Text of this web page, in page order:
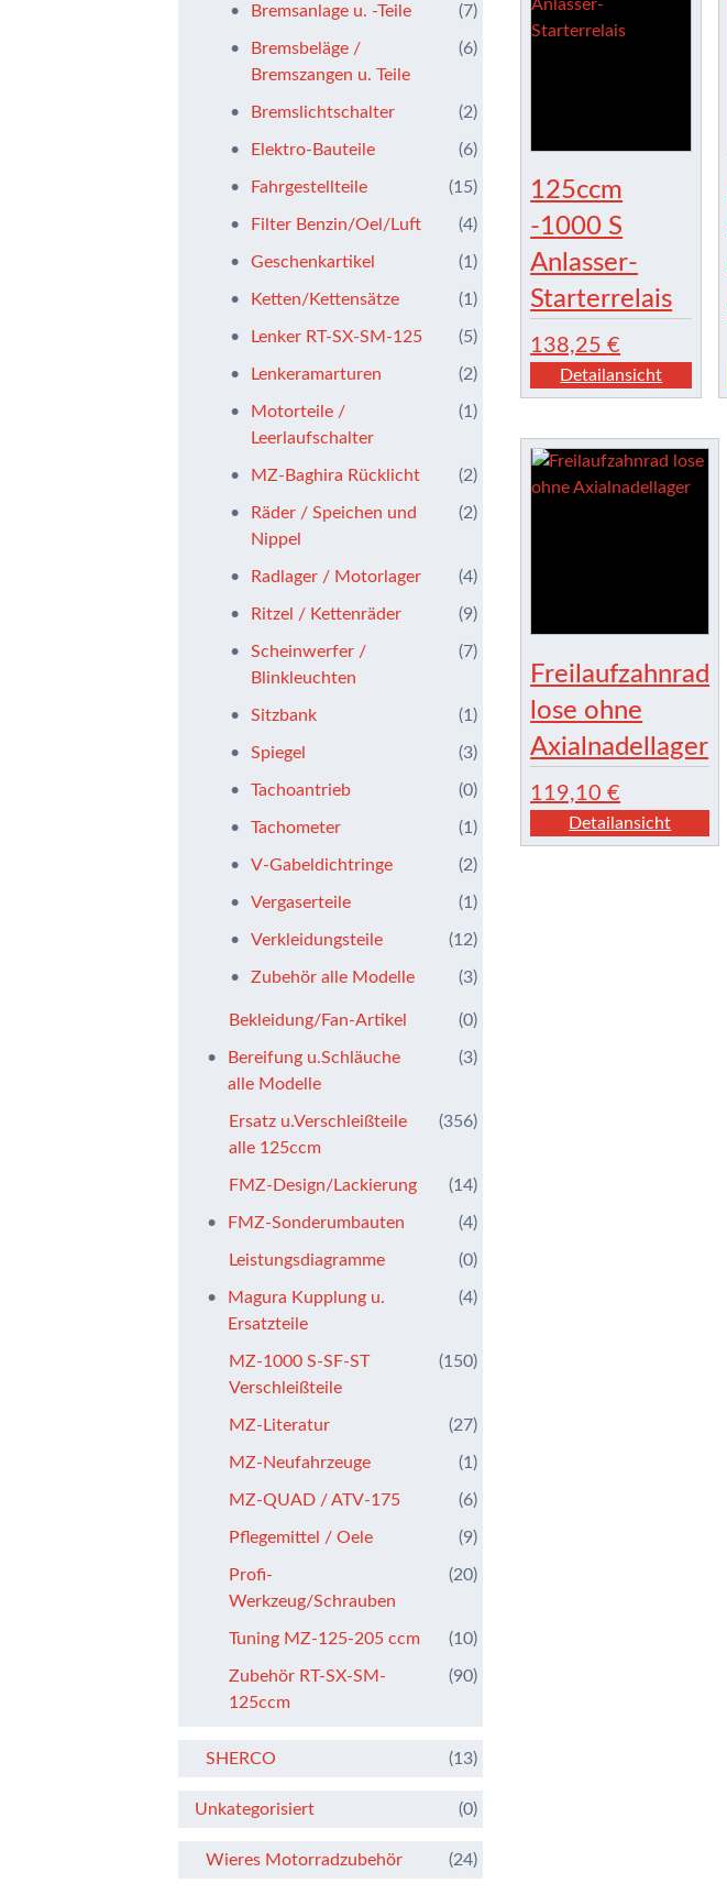
125ccm
-1000 S
Anlasser-
Starterrelais
138,25€
Detailansicht
Freilaufzahnrad
lose ohne
Axialnadellager
119,10€
Detailansicht
Bremsanlage u. -Teile (7)
Bremsbeläge /
Bremszangen u. Teile
(6)
Bremslichtschalter (2)
Elektro-Bauteile (6)
Fahrgestellteile (15)
Filter Benzin/Oel/Luft (4)
Geschenkartikel (1)
Ketten/Kettensätze (1)
Lenker RT-SX-SM-125 (5)
Lenkeramarturen (2)
Motorteile /
Leerlaufschalter
(1)
MZ-Baghira Rücklicht (2)
Räder / Speichen und
Nippel
(2)
Radlager / Motorlager (4)
Ritzel / Kettenräder (9)
Scheinwerfer /
Blinkleuchten
(7)
Sitzbank (1)
Spiegel (3)
Tachoantrieb (0)
Tachometer (1)
V-Gabeldichtringe (2)
Vergaserteile (1)
Verkleidungsteile (12)
Zubehör alle Modelle (3)
Bekleidung/Fan-Artikel (0)
Bereifung u.Schläuche
alle Modelle
(3)
Ersatz u.Verschleißteile
alle 125ccm
(356)
FMZ-Design/Lackierung (14)
FMZ-Sonderumbauten (4)
Leistungsdiagramme (0)
Magura Kupplung u.
Ersatzteile
(4)
MZ-1000 S-SF-ST
Verschleißteile
(150)
MZ-Literatur (27)
MZ-Neufahrzeuge (1)
MZ-QUAD / ATV-175 (6)
Pflegemittel / Oele (9)
Profi-
Werkzeug/Schrauben
(20)
Tuning MZ-125-205 ccm (10)
Zubehör RT-SX-SM-
125ccm
(90)
SHERCO (13)
Unkategorisiert (0)
Wieres Motorradzubehör (24)